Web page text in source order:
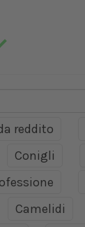
reddito
Conigli
Camelidi